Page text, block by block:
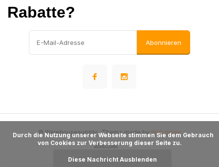
Rabatte?
Abonnieren
Sitemap
© Warehousesupply- Theme made by Webdinge
von Cookies zur Verbesserung dieser Seite zu.
Diese Nachricht Ausblenden